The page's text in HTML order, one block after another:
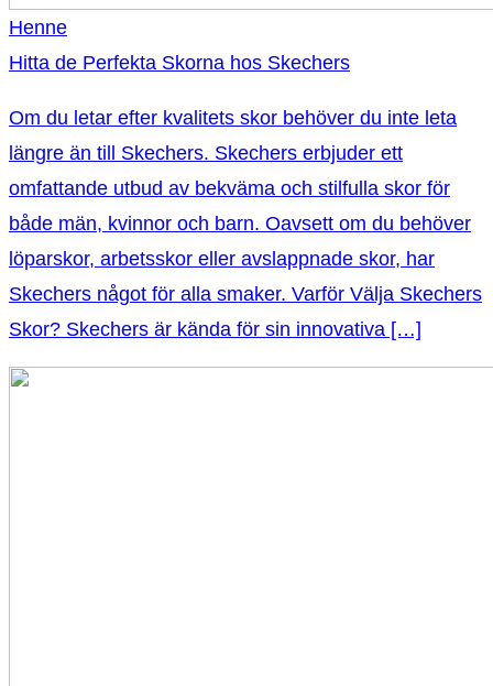
Henne
Hitta de Perfekta Skorna hos Skechers
Om du letar efter kvalitets skor behöver du inte leta
längre än till Skechers. Skechers erbjuder ett
omfattande utbud av bekväma och stilfulla skor för
både män, kvinnor och barn. Oavsett om du behöver
löparskor, arbetsskor eller avslappnade skor, har
Skechers något för alla smaker. Varför Välja Skechers
Skor? Skechers är kända för sin innovativa […]